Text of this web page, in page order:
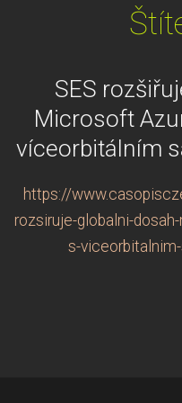
SES
Microsoft
víceorbitálním
https://
rozsiruje-globalni-
s-